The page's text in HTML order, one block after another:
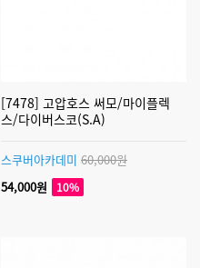
[7478] 고압호스 써모/마이플렉
스/다이버스코(S.A)
스쿠버아카데미 60,000원
54,000원
10%